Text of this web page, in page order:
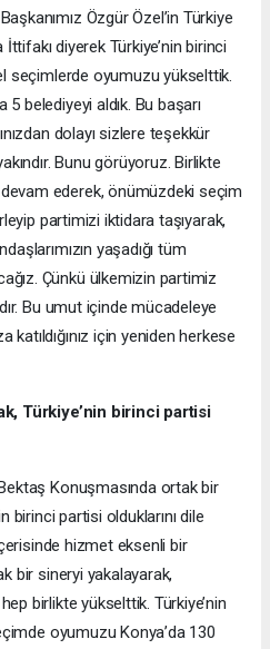
Özgür Özel’in Türkiye
diyerek Türkiye’nin birinci
seçimlerde oyumuzu yükselttik.
belediyeyi aldık. Bu başarı
dolayı sizlere teşekkür
Bunu görüyoruz. Birlikte
ederek, önümüzdeki seçim
partimizi iktidara taşıyarak,
yaşadığı tüm
Çünkü ülkemizin partimiz
Bu umut içinde mücadeleye
katıldığınız için yeniden herkese
Türkiye’nin birinci partisi
Konuşmasında ortak bir
birinci partisi olduklarını dile
hizmet eksenli bir
bir sineryi yakalayarak,
birlikte yükselttik. Türkiye’nin
oyumuzu Konya’da 130